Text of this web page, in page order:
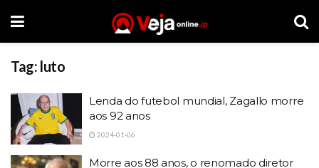
Tag: luto
Lenda do futebol mundial, Zagallo morre
aos 92 anos
2024-01-06
Morre aos 88 anos, o renomado diretor